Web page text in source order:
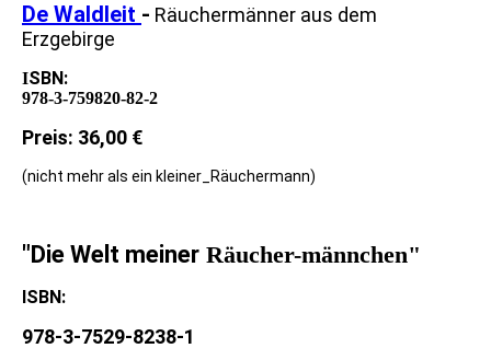
De Waldleit - Räuchermänner aus dem
Erzgebirge
ISBN:
978-3-759820-82-2
Preis: 36,00 €
(nicht mehr als ein kleiner_Räuchermann)
"Die Welt meiner Räucher-männchen"
ISBN:
978-3-7529-8238-1